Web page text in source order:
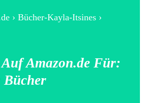
› Bücher-Kayla-Itsines ›
Amazon.de Für:
Bücher